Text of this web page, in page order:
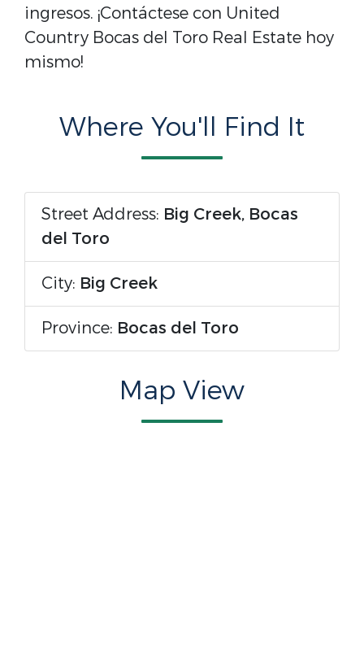
ingresos. ¡Contáctese con United
Country Bocas del Toro Real Estate hoy
mismo!
Where You'll Find It
Street Address: Big Creek, Bocas
del Toro
City: Big Creek
Province: Bocas del Toro
Map View